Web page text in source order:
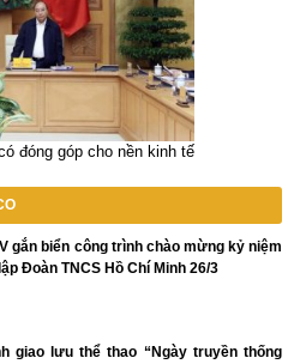
đóng góp cho nền kinh tế
gắn biển công trình chào mừng kỷ niệm
Đoàn TNCS Hồ Chí Minh 26/3
giao lưu thể thao “Ngày truyền thống